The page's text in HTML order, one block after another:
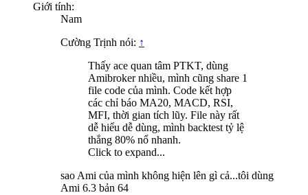
Giới tính:
Nam
Cường Trịnh nói: ↑
Thấy ace quan tâm PTKT, dùng
Amibroker nhiều, mình cũng share 1
file code của mình. Code kết hợp
các chỉ báo MA20, MACD, RSI,
MFI, thời gian tích lũy. File này rất
dễ hiểu dễ dùng, mình backtest tỷ lệ
thắng 80% nổ nhanh.
Click to expand...
sao Ami của mình không hiện lên gì cả...tôi dùng
Ami 6.3 bản 64